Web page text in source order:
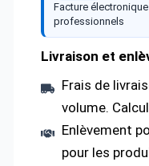
Facture
professionnels
Livraison et
Frais de
volume.
Enlèvement
pour les